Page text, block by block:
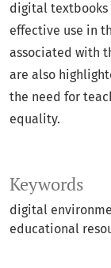
Keywords
digital
educational
digital textbooks
effective use in
associated with
are also
the need for
equality.